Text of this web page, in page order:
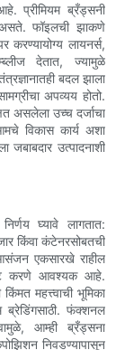
प्रीमियम ब्रँड्सनी
असते. फॉइलची झाकणे
करण्यायोग्य लायनर्स,
देतात, ज्यामुळे
बदल झाला
अपव्यय होतो.
असलेला उच्च दर्जाचा
विकास कार्य अशा
उत्पादनाशी
घ्यावे लागतात:
किंवा कंटेनरसोबतची
एकसारखे राहील
करणे आवश्यक आहे.
महत्त्वाची भूमिका
ब्रेडिंगसाठी. फंक्शनल
आम्ही ब्रँड्सना
निवडण्यापासून